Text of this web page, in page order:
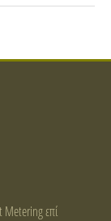
Metering επί